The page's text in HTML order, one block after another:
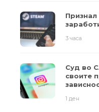
Признал
3 часа
Суд во
своите
1 ден